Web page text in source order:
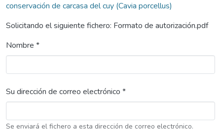
conservación de carcasa del cuy (Cavia porcellus)
Solicitando el siguiente fichero: Formato de autorización.pdf
Nombre *
Su dirección de correo electrónico *
Se enviará el fichero a esta dirección de correo electrónico.